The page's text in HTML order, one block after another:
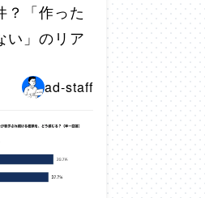
？「作った
い」のリア
ad-staff